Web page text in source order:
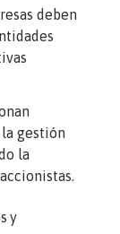
deben
gestión
la
y